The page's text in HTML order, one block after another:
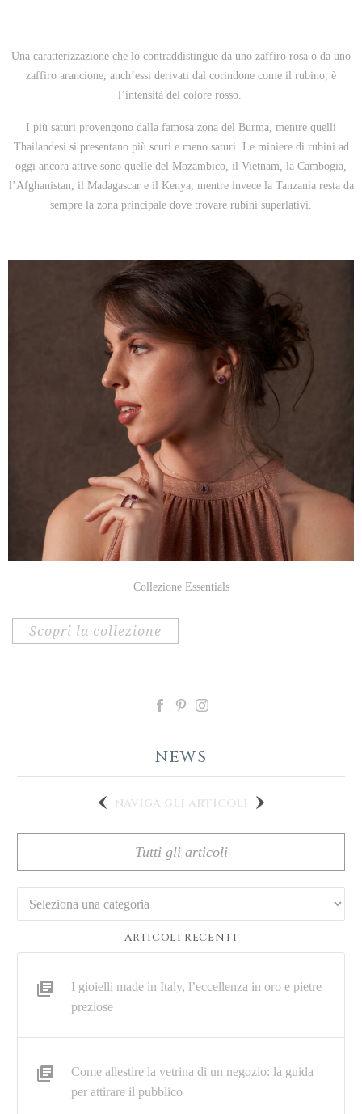
Una caratterizzazione che lo contraddistingue da uno zaffiro rosa o da uno
zaffiro arancione, anch’essi derivati dal corindone come il rubino, è
l’intensità del colore rosso.
I più saturi provengono dalla famosa zona del Burma, mentre quelli
Thailandesi si presentano più scuri e meno saturi. Le miniere di rubini ad
oggi ancora attive sono quelle del Mozambico, il Vietnam, la Cambogia,
l’Afghanistan, il Madagascar e il Kenya, mentre invece la Tanzania resta da
sempre la zona principale dove trovare rubini superlativi.
Collezione Essentials
scopri la collezione
NEWS
naviga gli articoli
Tutti gli articoli
Categorie
ARTICOLI RECENTI
I gioielli made in Italy, l’eccellenza in oro e pietre
preziose
Come allestire la vetrina di un negozio: la guida
per attirare il pubblico